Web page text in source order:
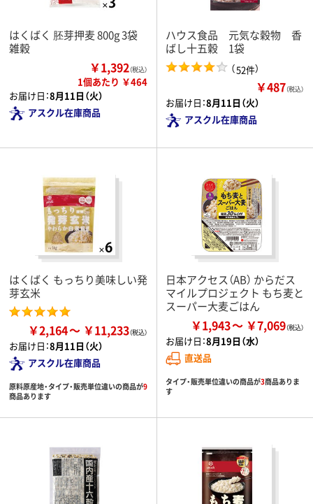
はくばく 胚芽押麦 800g 3袋
雑穀
￥1,392（税込）
1個あたり ￥464
お届け日：8月11日（火）
アスクル在庫商品
ハウス食品 元気な穀物 香
ばし十五穀 1袋
（52件）
￥487（税込）
お届け日：8月11日（火）
アスクル在庫商品
はくばく もっちり美味しい発
芽玄米
￥2,164 ￥11,233
お届け日：8月11日（火）
アスクル在庫商品
原料原産地・タイプ・販売単位違いの商品が9
商品あります
日本アクセス（AB） からだス
マイルプロジェクト もち麦と
スーパー大麦ごはん
￥1,943 ￥7,069
お届け日：8月19日（水）
直送品
タイプ・販売単位違いの商品が3商品ありま
す